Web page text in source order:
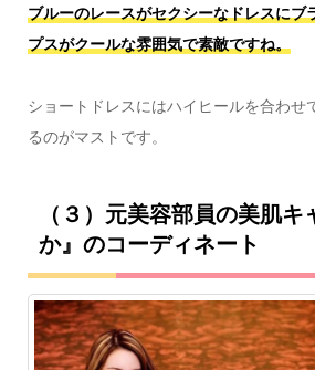
ブルーのレースがセクシーなドレスにブ
プスがクールな雰囲気で素敵ですね。
ショートドレスにはハイヒールを合わせ
るのがマストです。
（３）元美容部員の美肌キ
か』のコーディネート